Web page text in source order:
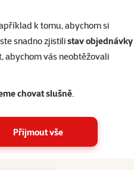
k tomu, abychom si
snadno zjistilistav objednávky
abychom vás neobtěžovali
chovat slušně.
Přijmout vše
DriftWood Bulk M 29-
počet hodnocení: 1
hodnocení